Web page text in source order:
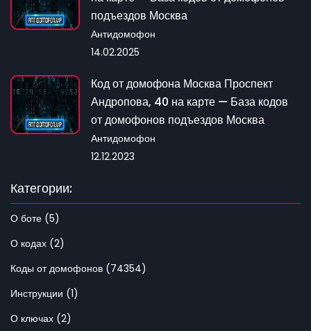
подъездов Москва
Антидомофон
14.02.2025
Код от домофона Москва Проспект
Андропова, 40 на карте — База кодов
от домофонов подъездов Москва
Антидомофон
12.12.2023
Категории:
О боте (5)
О кодах (2)
Коды от домофонов (74354)
Инструкции (1)
О ключах (2)